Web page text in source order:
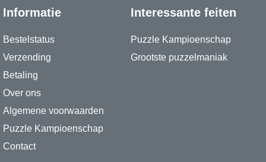
Informatie
Bestelstatus
Verzending
Betaling
Over ons
Algemene voorwaarden
Puzzle Kampioenschap
Contact
Interessante feiten
Puzzle Kampioenschap
Grootste puzzelmaniak